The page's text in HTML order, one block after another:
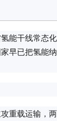
能干线常态
早已把氢能
重载运输，